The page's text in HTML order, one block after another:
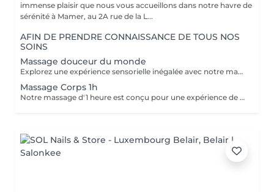
immense plaisir que nous vous accueillons dans notre havre de
sérénité à Mamer, au 2A rue de la L...
AFIN DE PRENDRE CONNAISSANCE DE TOUS NOS
SOINS
Massage douceur du monde
Explorez une expérience sensorielle inégalée avec notre massage Douceur du Monde. Ce massage de luxe combine harmonieusement 106 manuvres expertes pour vous offrir un voyage de détente ultime. Les manuvres comprennent des effleurages anti-stress, des techniques ayurvédiques ancestrales de l'Inde, des mouvements de relaxation coréenne qui apportent des vibrations douces, des étirements inspirés du massage thaïlandais, des points de digitopression pour stimuler les méridiens chinois, ainsi qu'une réflexologie bienfaisante. De plus, pour votre visage, 26 manuvres d'une sophistication exquise sont réalisées.( pour le massage 2h corps & visage ) Chacun de ces gestes a été soigneusement sélectionné et exécuté pour vous permettre de vivre un moment de détente profonde, vous évader du rythme effréné de la vie quotidienne et vous immerger complètement dans la tranquillité. N'hésitez pas à découvrir nos cartes FORFAITS qui vous permettent de prolonger ces instants de bien-être à des tarifs préférentiels. Pour plus d'informations, visitez notre page Forfaits. Ce massage est aussi une idée cadeau idéale pour surprendre et faire plaisir. Pour en savoir plus, cliquez ici : https://www.oxyzen.lu Veuillez noter que ce massage est déconseillé aux femmes enceintes. Avertissement : Nos soins sont dédiés au bien-être et à la relaxation. Ils ne remplacent pas un suivi médical et ne relèvent pas de la kinésithérapie.
Massage Corps 1h
Notre massage d'1 heure est conçu pour une expérience de bien-être complète. Au cours de cette séance, différentes parties du corps sont régulièrement reliées par de grands mouvements qui vont des épaules aux pieds. Cette approche holistique mène à l'unification du corps et de l'esprit, vous permettant de vous détendre profondément et de retrouver votre équilibre intérieur. Laissez-vous emporter par cette expérience de massage d'1 heure, où chaque mouvement est soigneusement orchestré pour favoriser la relaxation, la détente musculaire et la revitalisation. Un véritable voyage sensoriel vous attend, vous aidant à oublier le stress quotidien et à vous ressourcer pleinement. Réservez dès maintenant votre séance d'1 heure et offrez-vous un moment de pur bien-être. Note : Ce massage d'1 heure peut être personnalisé en fonction de vos besoins et préférences, que ce soit pour cibler des zones spécifiques ou pour vous offrir une relaxation complète. Pour plus d'informations et pour réserver votre séance, contactez-nous ou réservez dès maintenant. Idéal également comme idée cadeau originale, pour surprendre et faire plaisir. Pour en savoir plus et découvrir l'ensemble de nos prestations, cliquez ici : https://www.oxyzen.lu Déconseillé aux femmes enceintes. Nous sommes impatients de vous accueillir pour une expérience de massage exceptionnelle chez OXYZEN. Avertissement : Nos soins sont dédiés au bien-être et à la relaxation. Ils ne remplacent pas un suivi médical et ne relèvent pas de la kinésithérapie.